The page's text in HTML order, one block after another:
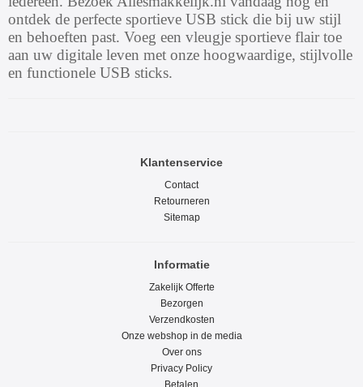
ontdek de perfecte sportieve USB stick die bij uw stijl
en behoeften past. Voeg een vleugje sportieve flair toe
aan uw digitale leven met onze hoogwaardige, stijlvolle
en functionele USB sticks.
Klantenservice
Contact
Retourneren
Sitemap
Informatie
Zakelijk Offerte
Bezorgen
Verzendkosten
Onze webshop in de media
Over ons
Privacy Policy
Betalen